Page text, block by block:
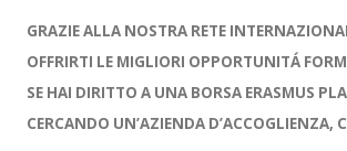
GRAZIE ALLA NOSTRA RETE
OFFRIRTI LE MIGLIORI OPPORTUNITÁ
SE HAI DIRITTO A UNA BORSA ERASMUS
CERCANDO UN’AZIENDA D’ACCOGLIENZA,